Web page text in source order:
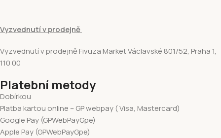
Vyzvednutí v prodejně
Vyzvednutí v prodejně Fivuza Market Václavské 801/52, Praha 1,
110 00
Platební metody
Dobírkou
Platba kartou online – GP webpay ( Visa, Mastercard)
Google Pay (GPWebPayGpe)
Apple Pay (GPWebPayGpe)